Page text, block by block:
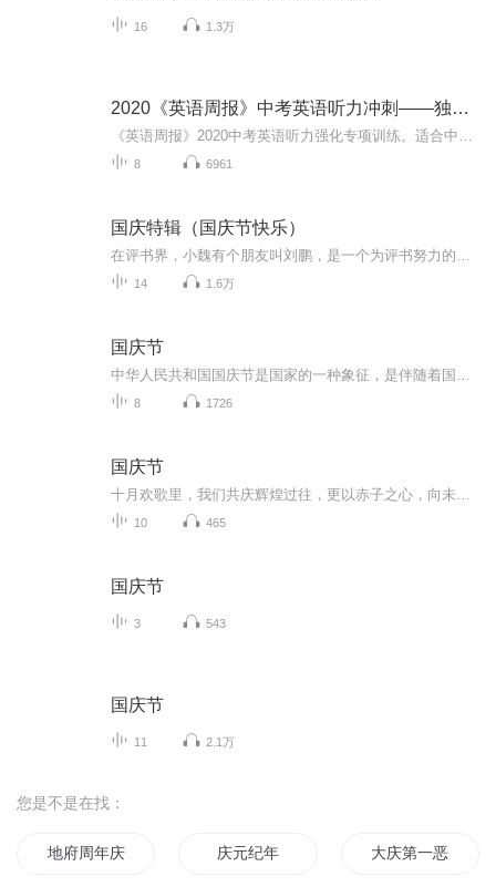
16 1.3万
2020《英语周报》中考英语听力冲刺——独白篇
8 6961
国庆特辑（国庆节快乐）
14 1.6万
国庆节
8 1726
国庆节
10 465
国庆节
3 543
国庆节
11 2.1万
您是不是在找：
地府周年庆抽个冥王当老公庆元纪年 大庆第一恶